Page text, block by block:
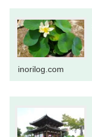
inorilog.com